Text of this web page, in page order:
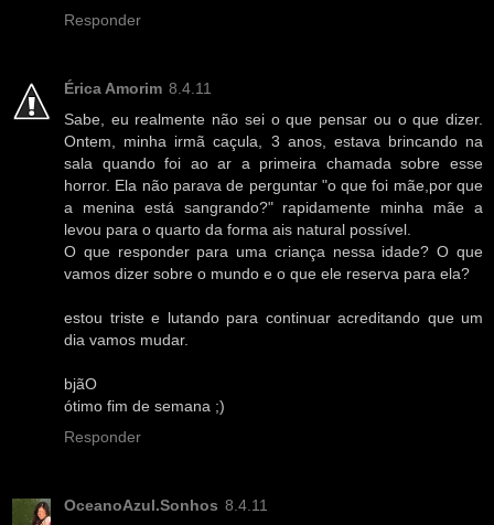
Responder
Érica Amorim 8.4.11
Sabe, eu realmente não sei o que pensar ou o que dizer.
Ontem, minha irmã caçula, 3 anos, estava brincando na
sala quando foi ao ar a primeira chamada sobre esse
horror. Ela não parava de perguntar "o que foi mãe,por que
a menina está sangrando?" rapidamente minha mãe a
levou para o quarto da forma ais natural possível.
O que responder para uma criança nessa idade? O que
vamos dizer sobre o mundo e o que ele reserva para ela?
estou triste e lutando para continuar acreditando que um
dia vamos mudar.
bjãO
ótimo fim de semana ;)
Responder
OceanoAzul.Sonhos 8.4.11